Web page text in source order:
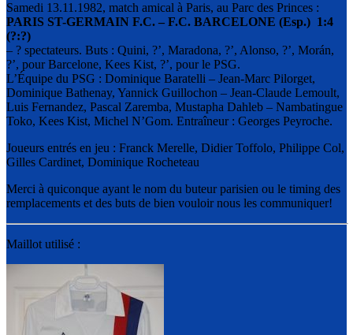
Samedi 13.11.1982, match amical à Paris, au Parc des Princes :
PARIS ST-GERMAIN F.C. – F.C. BARCELONE (Esp.) 1:4
(?:?)
– ? spectateurs. Buts : Quini, ?’, Maradona, ?’, Alonso, ?’, Morán,
?’, pour Barcelone, Kees Kist, ?’, pour le PSG.
L’Équipe du PSG : Dominique Baratelli – Jean-Marc Pilorget,
Dominique Bathenay, Yannick Guillochon – Jean-Claude Lemoult,
Luis Fernandez, Pascal Zaremba, Mustapha Dahleb – Nambatingue
Toko, Kees Kist, Michel N’Gom. Entraîneur : Georges Peyroche.
Joueurs entrés en jeu : Franck Merelle, Didier Toffolo, Philippe Col,
Gilles Cardinet, Dominique Rocheteau
Merci à quiconque ayant le nom du buteur parisien ou le timing des
remplacements et des buts de bien vouloir nous les communiquer!
Maillot utilisé :